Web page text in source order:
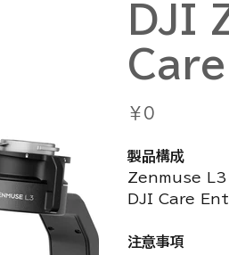
DJI
格
￥0
製品構成
Zenmuse L3
DJI Care
注意事項